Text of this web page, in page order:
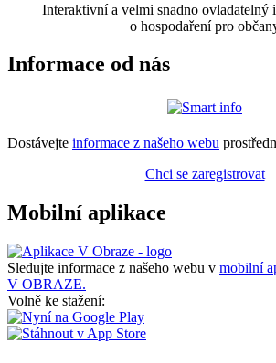
Interaktivní a velmi snadno ovladatelný
o hospodaření pro
Informace od nás
Dostávejte informace z našeho webu
Chci se zaregistrovat
Mobilní aplikace
Sledujte informace z našeho webu v mobilní
V OBRAZE.
Volně ke stažení: